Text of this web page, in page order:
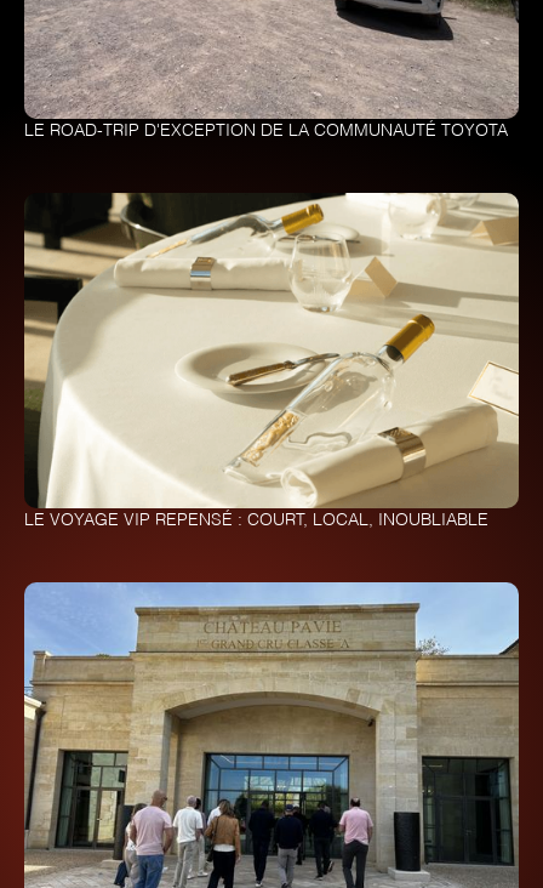
LE ROAD-TRIP D'EXCEPTION DE LA COMMUNAUTÉ TOYOTA
LE VOYAGE VIP REPENSÉ : COURT, LOCAL, INOUBLIABLE